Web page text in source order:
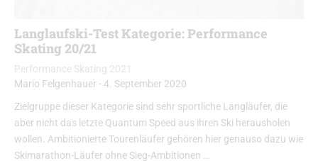
Langlaufski-Test Kategorie: Performance
Skating 20/21
Performance Skating 2021
Mario Felgenhauer -4. September 2020
Zielgruppe dieser Kategorie sind sehr sportliche Langläufer, die
aber nicht das letzte Quantum Speed aus ihren Ski herausholen
wollen. Ambitionierte Tourenläufer gehören hier genauso dazu wie
Skimarathon-Läufer ohne Sieg-Ambitionen …